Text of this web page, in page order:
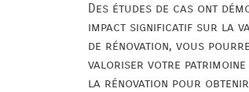
Des études de cas ont
impact significatif sur la
de rénovation, vous
valoriser votre patrimoine
la rénovation pour